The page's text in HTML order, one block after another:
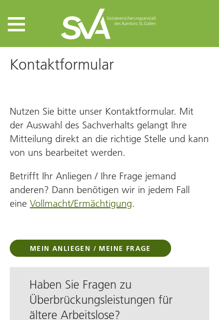
Kontaktformular
Nutzen Sie bitte unser Kontaktformular. Mit
der Auswahl des Sachverhalts gelangt Ihre
Mitteilung direkt an die richtige Stelle und kann
von uns bearbeitet werden.
Betrifft Ihr Anliegen / Ihre Frage jemand
anderen? Dann benötigen wir in jedem Fall
eine Vollmacht/Ermächtigung.
MEIN ANLIEGEN / MEINE FRAGE
Haben Sie Fragen zu
Überbrückungsleistungen für
ältere Arbeitslose?